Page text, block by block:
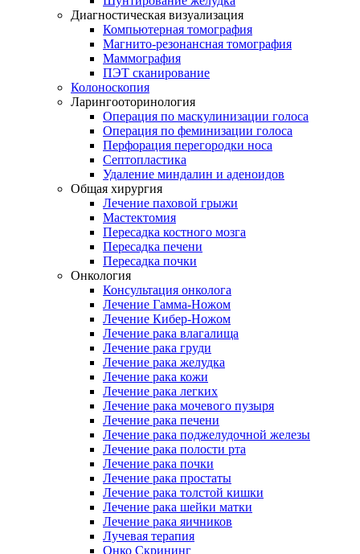
Диагностическая визуализация
Компьютерная томография
Магнито-резонансная томография
Маммография
ПЭТ сканирование
Колоноскопия
Ларингооторинология
Операция по маскулинизации голоса
Операция по феминизации голоса
Перфорация перегородки носа
Септопластика
Удаление миндалин и аденоидов
Общая хирургия
Лечение паховой грыжи
Мастектомия
Пересадка костного мозга
Пересадка печени
Пересадка почки
Онкология
Консультация онколога
Лечение Гамма-Ножом
Лечение Кибер-Ножом
Лечение рака влагалища
Лечение рака груди
Лечение рака желудка
Лечение рака кожи
Лечение рака легких
Лечение рака мочевого пузыря
Лечение рака печени
Лечение рака поджелудочной железы
Лечение рака полости рта
Лечение рака почки
Лечение рака простаты
Лечение рака толстой кишки
Лечение рака шейки матки
Лечение рака яичников
Лучевая терапия
Онко Скрининг